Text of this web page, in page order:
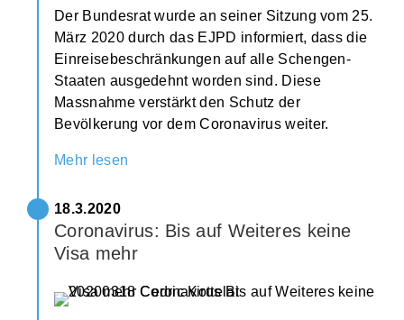
Der Bundesrat wurde an seiner Sitzung vom 25.
März 2020 durch das EJPD informiert, dass die
Einreisebeschränkungen auf alle Schengen-
Staaten ausgedehnt worden sind. Diese
Massnahme verstärkt den Schutz der
Bevölkerung vor dem Coronavirus weiter.
Mehr lesen
18.3.2020
Coronavirus: Bis auf Weiteres keine
Visa mehr